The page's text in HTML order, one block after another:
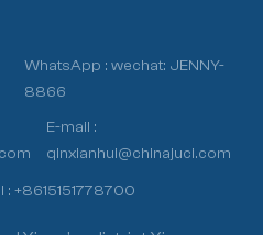
WhatsApp :wechat: JENNY-
8866
E-mail :
qinxianhui@chinajuci.com
:+8615151778700